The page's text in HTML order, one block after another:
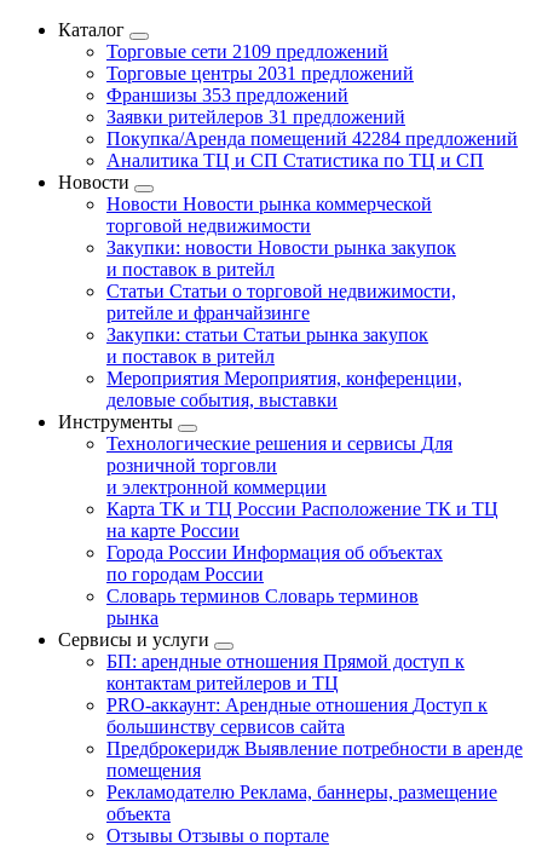
Каталог
Торговые сети 2109 предложений
Торговые центры 2031 предложений
Франшизы 353 предложений
Заявки ритейлеров 31 предложений
Покупка/Аренда помещений 42284 предложений
Аналитика ТЦ и СП Статистика по ТЦ и СП
Новости
Новости Новости рынка коммерческой
торговой недвижимости
Закупки: новости Новости рынка закупок
и поставок в ритейл
Статьи Статьи о торговой недвижимости,
ритейле и франчайзинге
Закупки: статьи Статьи рынка закупок
и поставок в ритейл
Мероприятия Мероприятия, конференции,
деловые события, выставки
Инструменты
Технологические решения и сервисы Для
розничной торговли
и электронной коммерции
Карта ТК и ТЦ России Расположение ТК и ТЦ
на карте России
Города России Информация об объектах
по городам России
Словарь терминов Словарь терминов
рынка
Сервисы и услуги
БП: арендные отношения Прямой доступ к
контактам ритейлеров и ТЦ
PRO-аккаунт: Арендные отношения Доступ к
большинству сервисов сайта
Предброкеридж Выявление потребности в аренде
помещения
Рекламодателю Реклама, баннеры, размещение
объекта
Отзывы Отзывы о портале